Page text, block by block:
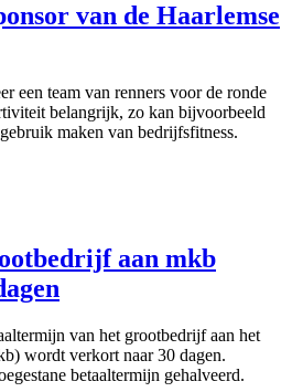
van de Haarlemse
een team van renners voor de ronde
belangrijk, zo kan bijvoorbeeld
maken van bedrijfsfitness.
aan mkb
van het grootbedrijf aan het
wordt verkort naar 30 dagen.
betaaltermijn gehalveerd.